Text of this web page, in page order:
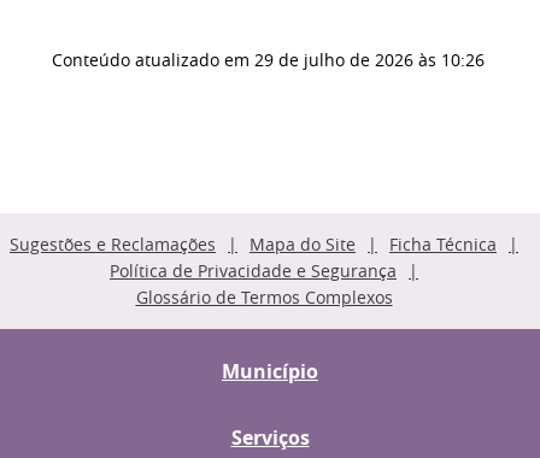
Conteúdo atualizado em 29 de julho de 2026 às 10:26
Sugestões e Reclamações Mapa do Site
Ficha Técnica
Política de Privacidade e Segurança
Glossário de Termos Complexos
Município
Serviços